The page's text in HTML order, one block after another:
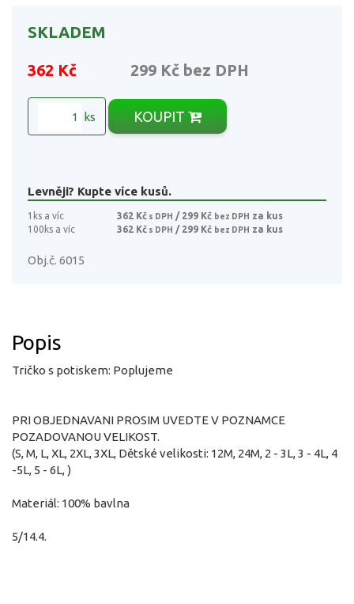
SKLADEM
362 Kč 299 Kč bez DPH
ks KOUPIT
Levněji? Kupte více kusů.
1ks a víc 362 Kč s DPH / 299 Kč bez DPH za kus
100ks a víc
362 Kč s DPH / 299 Kč bez DPH za kus
Obj.č. 6015
Popis
Tričko s potiskem: Poplujeme
PRI OBJEDNAVANI PROSIM UVEDTE V POZNAMCE
POZADOVANOU VELIKOST.
(S, M, L, XL, 2XL, 3XL, Dětské velikosti: 12M, 24M, 2 - 3L, 3 - 4L, 4
-5L, 5 - 6L, )
Materiál: 100% bavlna
5/14.4.